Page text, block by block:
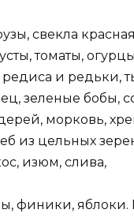
свекла
томаты,
и редьки,
зеленые бобы,
морковь,
из цельных
изюм, слива,
финики, яблоки.